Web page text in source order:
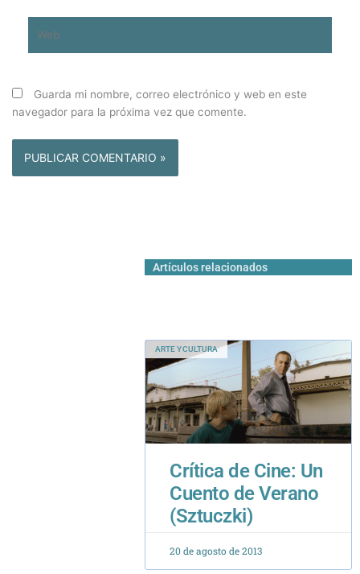
Guarda mi nombre, correo electrónico y web en este
navegador para la próxima vez que comente.
Artículos relacionados
Crítica de Cine: Un
Cuento de Verano
(Sztuczki)
20 de agosto de 2013